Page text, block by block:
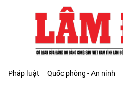
Pháp luật Quốc phòng - An ninh